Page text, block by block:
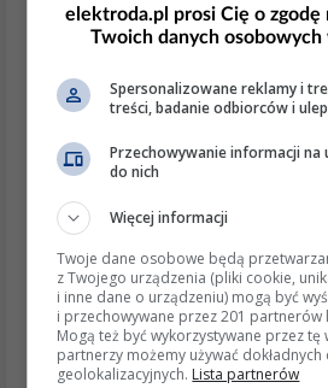
samochodu, który nie może
barier drogi, osie maszyny
Aspekty etyczne i
Bezpieczeństwo: Praca z
aktywny błąd 507, może być
upewnić się, że wszystkie
bezpieczeństwa są
Regulacje prawne: W
praca z uszkodzonymi
przepisy BHP.
Praktyczne wskazówki
Metody implementacji:
elektroda.pl prosi Cię o zgodę
Twoich danych
Spersonalizowane reklamy i
treści, badanie odbiorców i
Przechowywanie informacji na
do nich
Więcej informacji
Twoje dane osobowe będą
z Twojego urządzenia (pliki cookie,
i inne dane o urządzeniu) mogą być
i przechowywane przez 201
Mogą też być wykorzystywane przez tę
partnerzy możemy używać dokładnych
geolokalizacyjnych. Lista partnerów